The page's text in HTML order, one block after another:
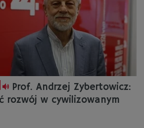
Prof. Andrzej Zybertowicz:
rozwój w cywilizowanym